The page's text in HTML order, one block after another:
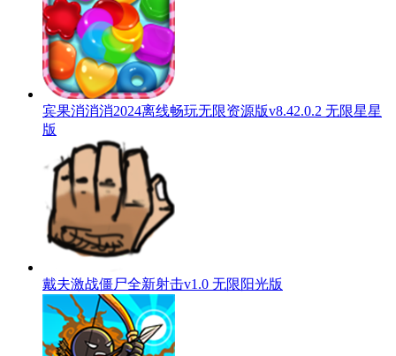
宾果消消消2024离线畅玩无限资源版v8.42.0.2 无限星星
版
戴夫激战僵尸全新射击v1.0 无限阳光版